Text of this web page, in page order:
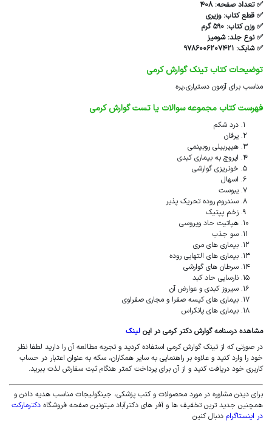
✅ تعداد صفحه: 408
✅ قطع کتاب: وزیری
✅ وزن کتاب: 5۹۰ گرم
✅ نوع جلد: شومیز
✅ شابک: ۹۷۸۶۰۰۶۲۰۷۴۲۱
توضیحات کتاب تینک گوارش کرمی
مناسب برای آزمون دستیاری،پره
فهرست کتاب مجموعه سوالات یا تست گوارش کرمی
درد شکم
یرقان
هیپربیلی روبینمی
اپروچ به بیماری کبدی
خونریزی گوارشی
اسهال
یبوست
سندروم روده تحریک پذیر
زخم پپتیک
هپاتیت حاد ویروسی
سو جذب
بیماری های مری
بیماری های التهابی روده
سرطان های گوارشی
نارسایی حاد کبد
سیروز کبدی و عوارض آن
بیماری های کیسه صفرا و مجاری صفراوی
بیماری های پانکراس
مشاهده درسنامه گوارش دکتر کرمی در این لینک
در صورتی که از تینک گوارش کرمی استفاده کردید و تجربه مطالعه آن را دارید لطفا نظر
خود را وارد کنید و علاوه بر راهنمایی به سایر همکاران، سکه به عنوان اعتبار در حساب
کاربری خود دریافت کنید و از آن برای پرداخت کمتر هنگام ثبت سفارش لذت ببرید.
برای دیدن مشاوره در مورد محصولات و کتب پزشکی، جینگولیجات مناسب هدیه دادن و
همچنین جدید ترین تخفیف ها و آفر های دکترآباد میتونین صفحه فروشگاه دکترمارکت
در اینستاگرام دنبال کنین